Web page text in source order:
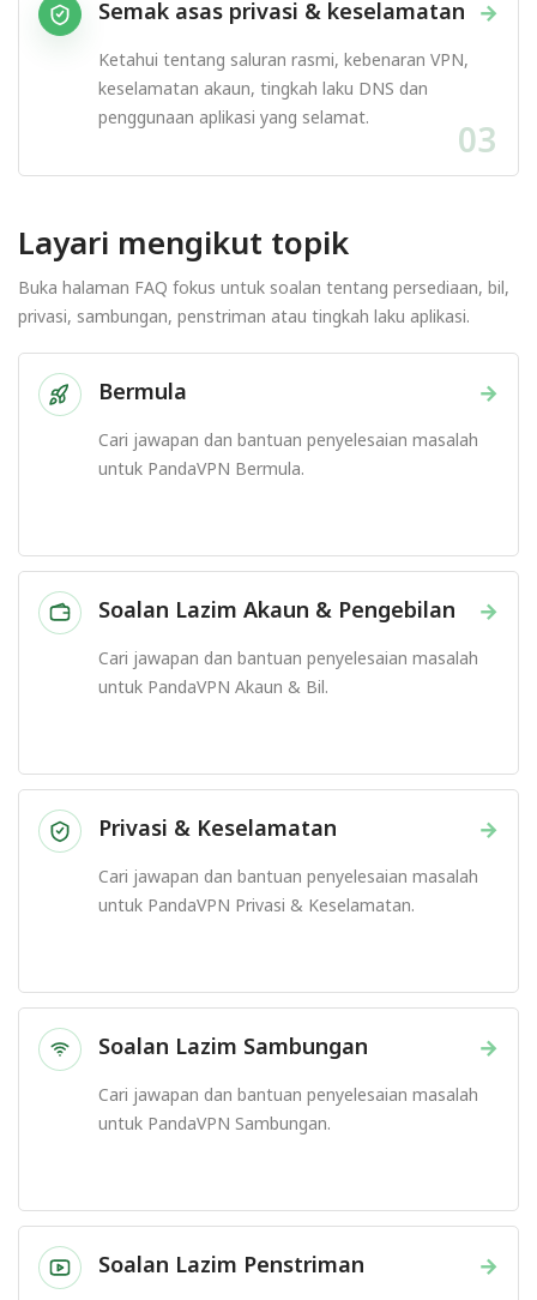
→
Semak asas privasi & keselamatan
Ketahui tentang saluran rasmi, kebenaran VPN,
keselamatan akaun, tingkah laku DNS dan
penggunaan aplikasi yang selamat.
03
Layari mengikut topik
Buka halaman FAQ fokus untuk soalan tentang persediaan, bil,
privasi, sambungan, penstriman atau tingkah laku aplikasi.
→
Bermula
Cari jawapan dan bantuan penyelesaian masalah
untuk PandaVPN Bermula.
→
Soalan Lazim Akaun & Pengebilan
Cari jawapan dan bantuan penyelesaian masalah
untuk PandaVPN Akaun & Bil.
→
Privasi & Keselamatan
Cari jawapan dan bantuan penyelesaian masalah
untuk PandaVPN Privasi & Keselamatan.
→
Soalan Lazim Sambungan
Cari jawapan dan bantuan penyelesaian masalah
untuk PandaVPN Sambungan.
→
Soalan Lazim Penstriman